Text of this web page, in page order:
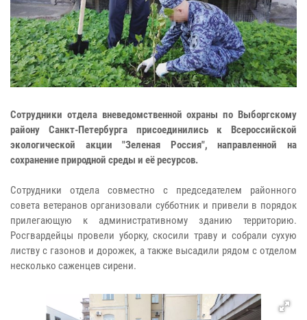
Сотрудники отдела вневедомственной охраны по Выборгскому
району Санкт-Петербурга присоединились к Всероссийской
экологической акции "Зеленая Россия", направленной на
сохранение природной среды и её ресурсов.
Сотрудники отдела совместно с председателем районного
совета ветеранов организовали субботник и привели в порядок
прилегающую к административному зданию территорию.
Росгвардейцы провели уборку, скосили траву и собрали сухую
листву с газонов и дорожек, а также высадили рядом с отделом
несколько саженцев сирени.